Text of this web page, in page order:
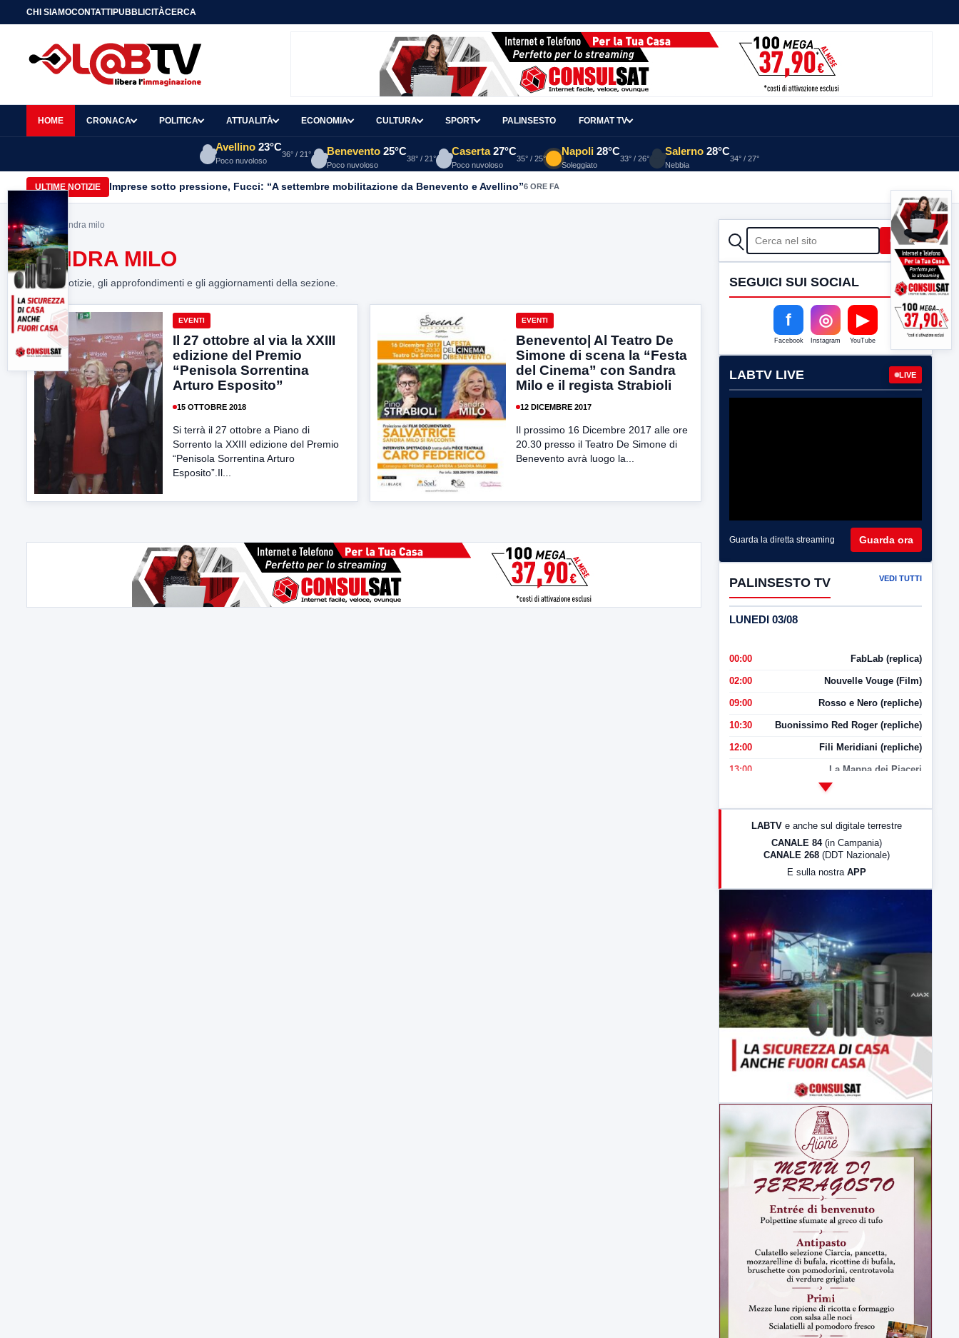
CHI SIAMOCONTATTIPUBBLICITÀCERCA
HOME CRONACA POLITICA ATTUALITÀ ECONOMIA CULTURA SPORT PALINSESTO FORMAT TV
Avellino 23°C
Poco nuvoloso
36° / 21° Benevento 25°C
Poco nuvoloso
38° / 21°
Caserta 27°C
Poco nuvoloso
35° / 25°
Napoli 28°C
Soleggiato
33° / 26°
Salerno 28°C
Nebbia
34° / 27°
ULTIME NOTIZIE Imprese sotto pressione, Fucci: “A settembre mobilitazione da Benevento e Avellino”6 ORE FA
Home> sandra milo
SANDRA MILO
Tutte le notizie, gli approfondimenti e gli aggiornamenti della sezione.
EVENTI
Il 27 ottobre al via la XXIII
edizione del Premio
“Penisola Sorrentina
Arturo Esposito”
15 OTTOBRE 2018
Si terrà il 27 ottobre a Piano di
Sorrento la XXIII edizione del Premio
“Penisola Sorrentina Arturo
Esposito”.Il...
EVENTI
Benevento| Al Teatro De
Simone di scena la “Festa
del Cinema” con Sandra
Milo e il regista Strabioli
12 DICEMBRE 2017
Il prossimo 16 Dicembre 2017 alle ore
20.30 presso il Teatro De Simone di
Benevento avrà luogo la...
CERCA Cerca
SEGUICI SUI SOCIAL
f
Facebook
◎
Instagram
▶
YouTube
LABTV LIVE LIVE
Guarda la diretta streaming Guarda ora
PALINSESTO TV VEDI TUTTI
LUNEDI 03/08
00:00 FabLab (replica)
02:00 Nouvelle Vouge (Film)
09:00 Rosso e Nero (repliche)
10:30 Buonissimo Red Roger (repliche)
12:00 Fili Meridiani (repliche)
13:00 La Mappa dei Piaceri
LabNews (Diretta)
LABTV e anche sul digitale terrestre
CANALE 84 (in Campania)
CANALE 268 (DDT Nazionale)
E sulla nostra APP